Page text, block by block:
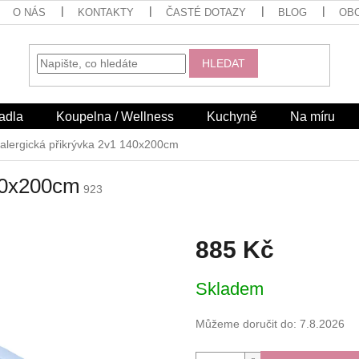
O NÁS KONTAKTY ČASTÉ DOTAZY BLOG
HLEDAT
Koupelna / Wellness Kuchyně Na míru
přikrývka 2v1 140x200cm
923
885 Kč
cena:
Skladem
Můžeme doručit do: 7.8.2026